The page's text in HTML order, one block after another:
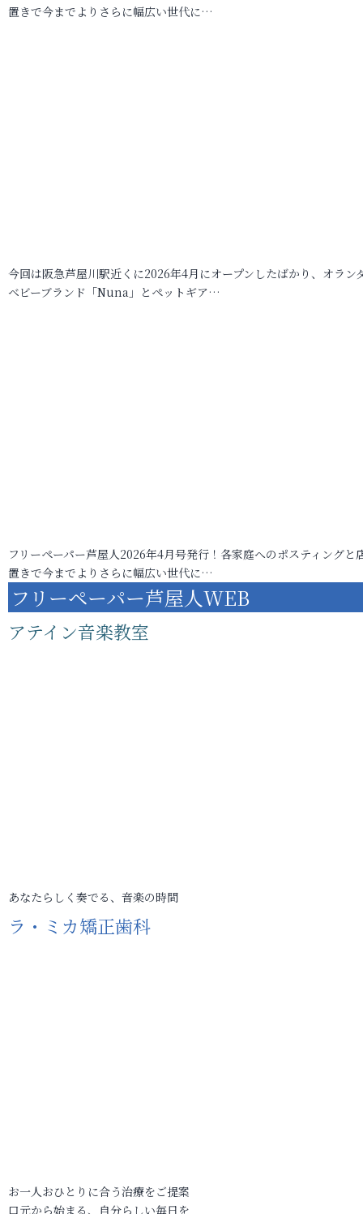
置きで今までよりさらに幅広い世代に…
今回は阪急芦屋川駅近くに2026年4月にオープンしたばかり、オラン
ベビーブランド「Nuna」とペットギア…
フリーペーパー芦屋人2026年4月号発行！各家庭へのポスティングと
置きで今までよりさらに幅広い世代に…
フリーペーパー芦屋人WEB
アテイン音楽教室
あなたらしく奏でる、音楽の時間
ラ・ミカ矯正歯科
お一人おひとりに合う治療をご提案
口元から始まる、自分らしい毎日を